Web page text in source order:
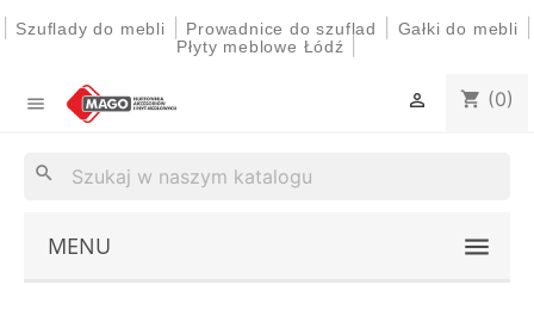
Szuflady do mebli Prowadnice do szuflad Gałki do mebli
Płyty meblowe Łódź
 shopping_cart (0)

search
MENU